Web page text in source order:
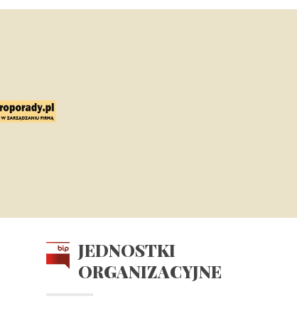
JEDNOSTKI
ORGANIZACYJNE